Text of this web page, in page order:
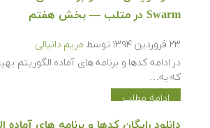
Swarm در متلب — بخش هفتم
۲۳ فروردین ۱۳۹۴ توسط مریم دانیالی
که به…
ادامه مطلب